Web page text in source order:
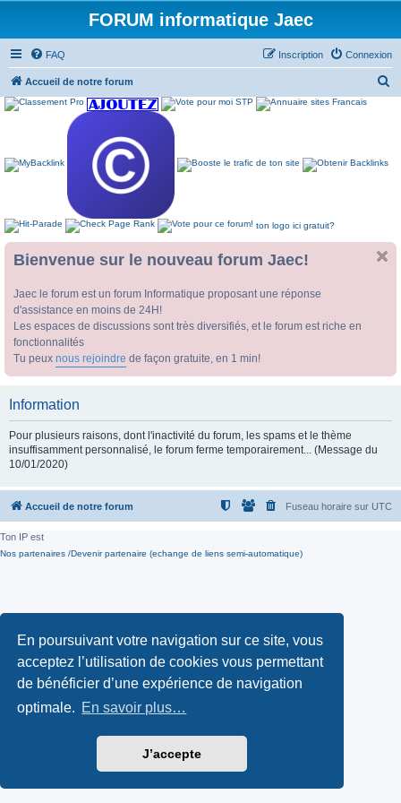
En poursuivant votre navigation sur ce site, vous
acceptez l’utilisation de cookies vous permettant
de bénéficier d’une expérience de navigation
optimale. En savoir plus…
J’accepte
FORUM informatique Jaec
FAQ Connexion
Inscription
Accueil de notre forum
ton logo ici gratuit?
Bienvenue sur le nouveau forum Jaec!
Jaec le forum est un forum Informatique proposant une réponse
d'assistance en moins de 24H!
Les espaces de discussions sont très diversifiés, et le forum est riche en
fonctionnalités
Tu peux nous rejoindre de façon gratuite, en 1 min!
Information
Pour plusieurs raisons, dont l'inactivité du forum, les spams et le thème
insuffisamment personnalisé, le forum ferme temporairement... (Message du
10/01/2020)
Accueil de notre forum Fuseau horaire sur UTC
Ton IP est
Nos partenaires /Devenir partenaire (echange de liens semi-automatique)